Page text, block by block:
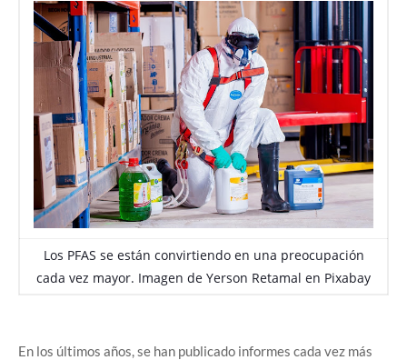
Los PFAS se están convirtiendo en una preocupación
cada vez mayor. Imagen de Yerson Retamal en Pixabay
En los últimos años, se han publicado informes cada vez más